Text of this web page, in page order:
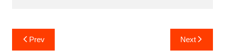
Post
navigation
Prev Next